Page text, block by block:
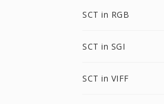
SCT in RGB
SCT in SGI
SCT in VIFF